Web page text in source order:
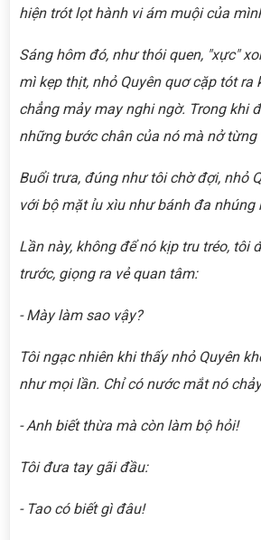
hiện trót lọt hành vi ám muội của
Sáng hôm đó, như thói quen, "xực"
mì kẹp thịt, nhỏ Quyên quơ cặp tót ra
chẳng mảy may nghi ngờ. Trong khi
những bước chân của nó mà nở từng
Buổi trưa, đúng như tôi chờ đợi, nhỏ
với bộ mặt ỉu xìu như bánh đa nhúng
Lần này, không để nó kịp tru tréo, tôi
trước, giọng ra vẻ quan tâm:
- Mày làm sao vậy?
Tôi ngạc nhiên khi thấy nhỏ Quyên
như mọi lần. Chỉ có nước mắt nó
- Anh biết thừa mà còn làm bộ hỏi!
Tôi đưa tay gãi đầu:
- Tao có biết gì đâu!